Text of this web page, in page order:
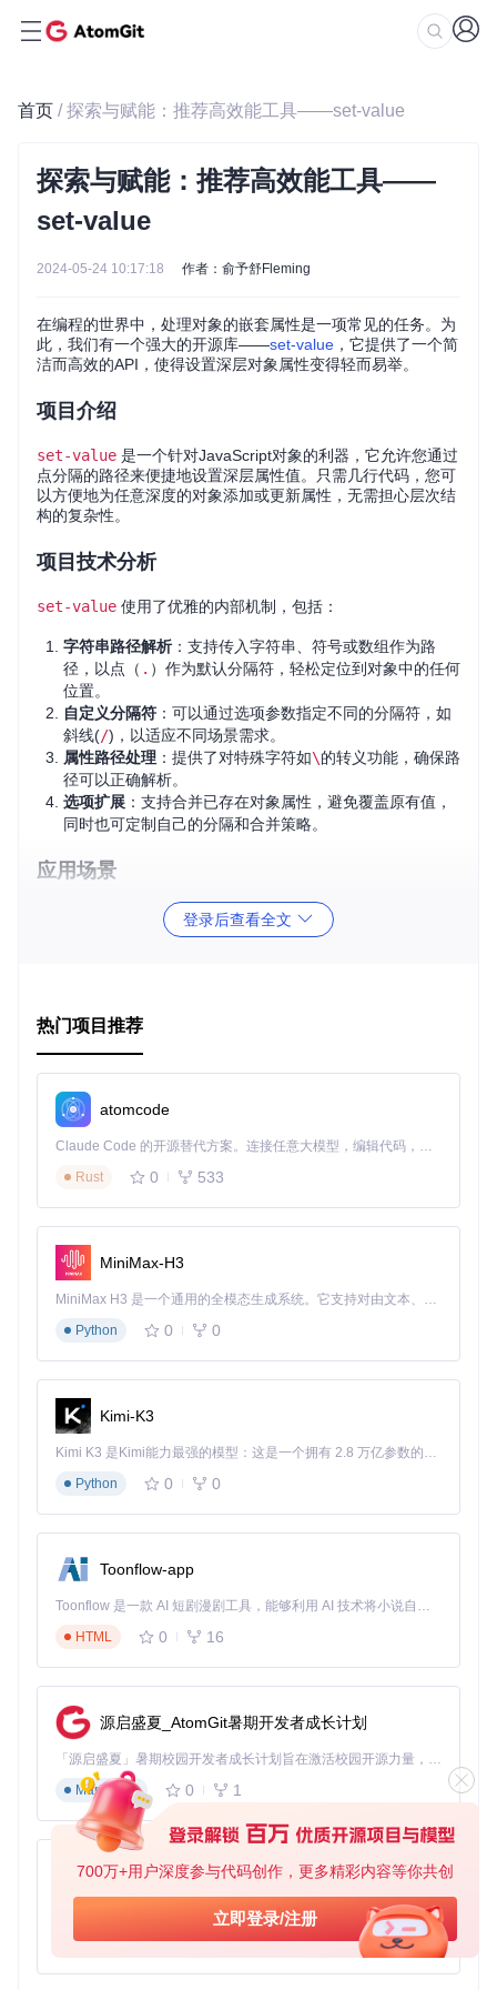
700万+用户深度参与代码创作，更多精彩内容等你共创
立即登录/注册
首页 / 探索与赋能：推荐高效能工具——set-value
探索与赋能：推荐高效能工具——
set-value
2024-05-24 10:17:18 作者：俞予舒Fleming
在编程的世界中，处理对象的嵌套属性是一项常见的任务。为
此，我们有一个强大的开源库——set-value ，它提供了一个简
洁而高效的API，使得设置深层对象属性变得轻而易举。
项目介绍
set-value 是一个针对JavaScript对象的利器，它允许您通过
点分隔的路径来便捷地设置深层属性值。只需几行代码，您可
以方便地为任意深度的对象添加或更新属性，无需担心层次结
构的复杂性。
项目技术分析
set-value 使用了优雅的内部机制，包括：
字符串路径解析：支持传入字符串、符号或数组作为路
径，以点（ . ）作为默认分隔符，轻松定位到对象中的任何
位置。
自定义分隔符 ：可以通过选项参数指定不同的分隔符，如
斜线(/)，以适应不同场景需求。
属性路径处理 ：提供了对特殊字符如\的转义功能，确保路
径可以正确解析。
选项扩展 ：支持合并已存在对象属性，避免覆盖原有值，
同时也可定制自己的分隔和合并策略。
应用场景
：在构建复杂数据模型时，快速填充或更新深
状态管理：在React等框架的Redux或其他状态管理库中，
安全地更新应用状态。
项目特点
简单易用：单一API调用，便于理解和集成。
高效性能：经过精心优化，即使在大数据量或深层数组下也
能保持良好的性能。
兼容广泛 ：支持Node.js 11.0及以上版本，全面拥抱现代Ja
vaScript环境。
如何使用
set(obj, ,
// 输出: { a: { b: { c: 'd' } } }
无论您是新手还是经验丰富的开发者，set-value都是一个
值得信赖的助手，让您的代码更简洁，更易于维护。现在就加
入这个社区，享受这一强大工具带来的便利吧！
登录后查看全文
热门项目推荐
atomcode
Claude Code 的开源替代方案。连接任意大模型，编辑代码，运行命令，自动验证 — 全自动执行。用 Rust 构建，极致性能。 ｜ An open-source alternative to Claude Code. Connect any LLM, edit code, run commands, and verify changes — autonomously. Built in Rust for speed. Get Started
Rust
0 533
MiniMax-H3
MiniMax H3 是一个通用的全模态生成系统。它支持对由文本、图像、视频和音频组成的多模态上下文进行统一理解，并能生成分辨率高达 2K、时长可达 15 秒的带原生立体声音频的视频。得益于面向任务泛化的系统设计，H3 在预训练阶段就已具备广泛的多模态上下文理解与生成能力，能够出色地执行复杂的多模态指令。
Python
0 0
Kimi-K3
Kimi K3 是Kimi能力最强的模型：这是一个拥有 2.8 万亿参数的混合专家（MoE）模型，具备原生视觉理解能力，并支持 100 万 token 的上下文窗口。
Python
0 0
Toonflow-app
Toonflow 是一款 AI 短剧漫剧工具，能够利用 AI 技术将小说自动转化为剧本，并结合 AI 生成的图片和视频，实现高效的短剧创作。借助 Toonflow，可以轻松完成从文字到影像的全流程，让短剧制作变得更加智能与便捷。
HTML
0 16
源启盛夏_AtomGit暑期开发者成长计划
「源启盛夏」暑期校园开发者成长计划旨在激活校园开源力量，通过积分激励、认证扶持、资源倾斜等形式，引导高校组织和开发者完成「入驻 — 建项目 — 做贡献 — 获认证 — 得资源」的完整闭环。无论你是想带领社团入驻平台的组织者，还是希望用代码贡献证明自己的开发者，都能在这里找到属于你的成长路径。
Markdown
0 1
AionUi
免费、本地、开源的 24/7 全天候 Cowork 应用，以及适用于 Gemini CLI、Claude Code、Codex、OpenCode、Qwen Code、Goose CLI、Auggie 等的 OpenClaw | 🌟 喜欢就点star吧
TypeScript
0 6